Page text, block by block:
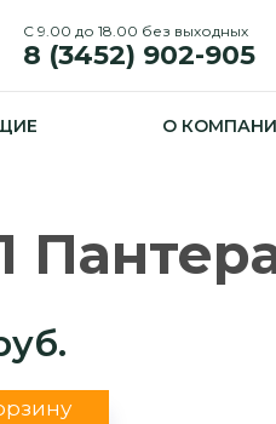
С 9.00 до 18.00 без выходных
8 (3452) 902-905
О